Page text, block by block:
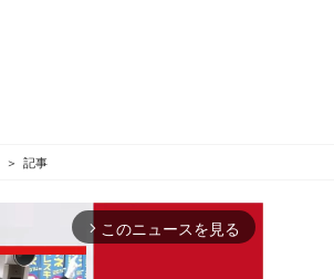
記事
arrow_forward_ios このニュースを見る